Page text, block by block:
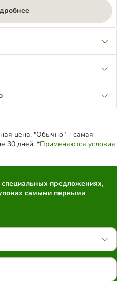
цена. "Обычно" – самая
30 дней. *Применяются условия
специальных предложениях,
самыми первыми